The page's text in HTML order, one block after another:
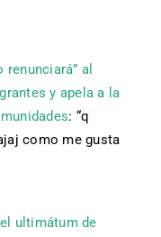
renunciará” al
y apela a la
: “q
como me gusta
ultimátum de